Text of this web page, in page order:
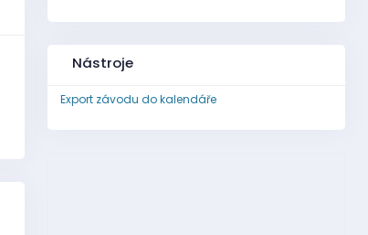
Nástroje
Export závodu do kalendáře